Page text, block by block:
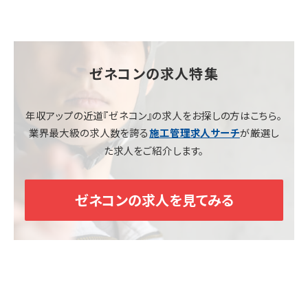
ゼネコンの求人特集
年収アップの近道『ゼネコン』の求人をお探しの方はこちら。
業界最大級の求人数を誇る施工管理求人サーチが厳選し
た求人をご紹介します。
ゼネコンの求人を見てみる